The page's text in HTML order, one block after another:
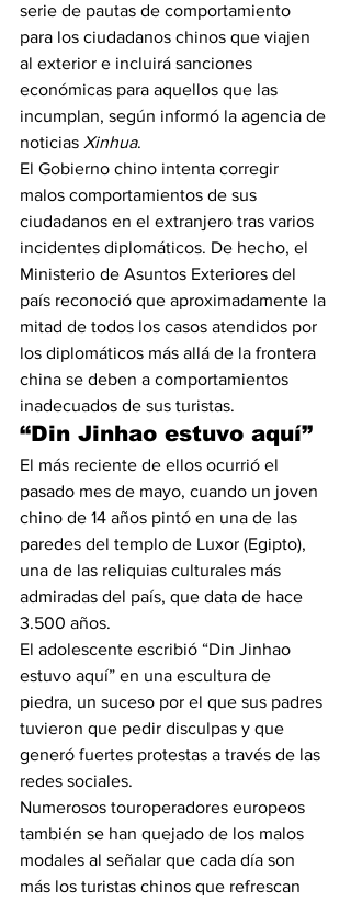
serie de pautas de comportamiento
para los ciudadanos chinos que viajen
al exterior e incluirá sanciones
económicas para aquellos que las
incumplan, según informó la agencia de
noticias Xinhua.
El Gobierno chino intenta corregir
malos comportamientos de sus
ciudadanos en el extranjero tras varios
incidentes diplomáticos. De hecho, el
Ministerio de Asuntos Exteriores del
país reconoció que aproximadamente la
mitad de todos los casos atendidos por
los diplomáticos más allá de la frontera
china se deben a comportamientos
inadecuados de sus turistas.
“Din Jinhao estuvo aquí”
El más reciente de ellos ocurrió el
pasado mes de mayo, cuando un joven
chino de 14 años pintó en una de las
paredes del templo de Luxor (Egipto),
una de las reliquias culturales más
admiradas del país, que data de hace
3.500 años.
El adolescente escribió “Din Jinhao
estuvo aquí” en una escultura de
piedra, un suceso por el que sus padres
tuvieron que pedir disculpas y que
generó fuertes protestas a través de las
redes sociales.
Numerosos touroperadores europeos
también se han quejado de los malos
modales al señalar que cada día son
más los turistas chinos que refrescan